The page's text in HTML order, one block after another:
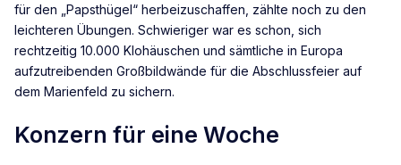
für den „Papsthügel“ herbeizuschaffen, zählte noch zu den
leichteren Übungen. Schwieriger war es schon, sich
rechtzeitig 10.000 Klohäuschen und sämtliche in Europa
aufzutreibenden Großbildwände für die Abschlussfeier auf
dem Marienfeld zu sichern.
Konzern für eine Woche